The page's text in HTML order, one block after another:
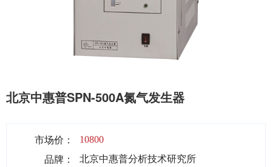
北京中惠普SPN-500A氮气发生器
市场价： 10800
品牌： 北京中惠普分析技术研究所